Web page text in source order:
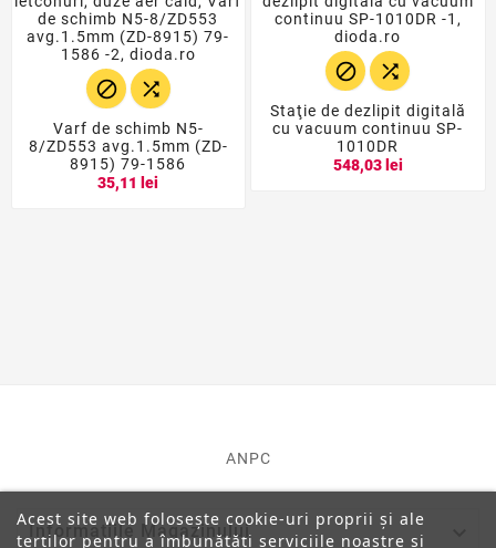
 
Varf de schimb N5-
8/ZD553 avg.1.5mm (ZD-
8915) 79-1586
35,11 lei
 
Staţie de dezlipit digitală
cu vacuum continuu SP-
1010DR
548,03 lei
ANPC
Informatiile Magazinului
Acest site web folosește cookie-uri proprii și ale
terților pentru a îmbunătăți serviciile noastre și